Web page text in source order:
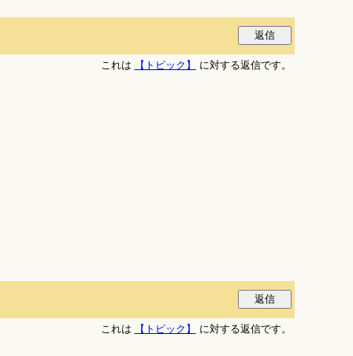
これは 【トピック】 に対する返信です。
これは 【トピック】 に対する返信です。